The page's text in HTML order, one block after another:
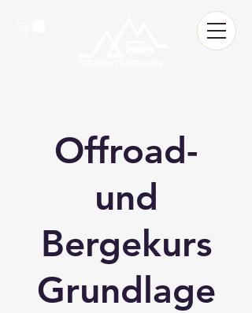
Offroad-
und
Bergekurs
Grundlage